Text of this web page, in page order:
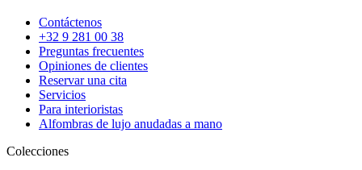
Contáctenos
+32 9 281 00 38
Preguntas frecuentes
Opiniones de clientes
Reservar una cita
Servicios
Para interioristas
Alfombras de lujo anudadas a mano
Colecciones